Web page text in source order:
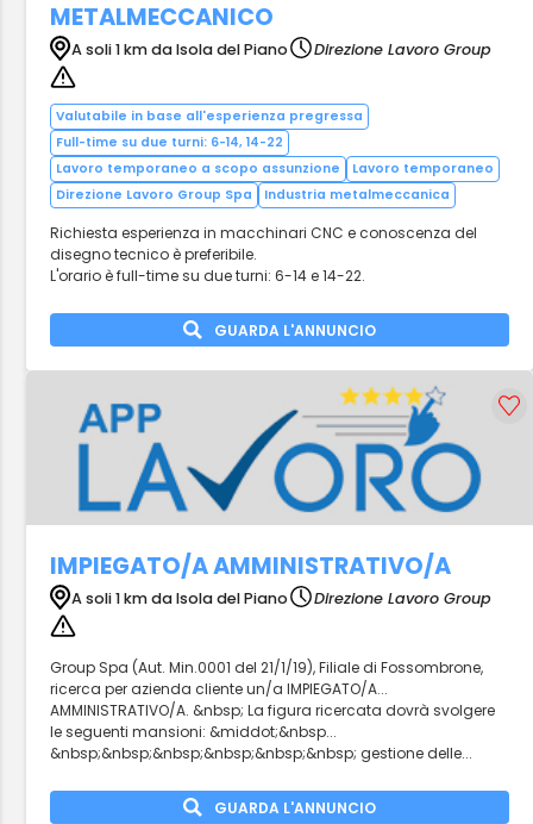
METALMECCANICO
A soli 1 km da Isola del Piano Direzione Lavoro Group
Valutabile in base all'esperienza pregressa
Full-time su due turni: 6-14, 14-22
Lavoro temporaneo a scopo assunzione
Lavoro temporaneo
Direzione Lavoro Group Spa
Industria metalmeccanica
Richiesta esperienza in macchinari CNC e conoscenza del
disegno tecnico è preferibile.
L'orario è full-time su due turni: 6-14 e 14-22.
GUARDA L'ANNUNCIO
IMPIEGATO/A AMMINISTRATIVO/A
A soli 1 km da Isola del Piano Direzione Lavoro Group
Group Spa (Aut. Min.0001 del 21/1/19), Filiale di Fossombrone,
ricerca per azienda cliente un/a IMPIEGATO/A...
AMMINISTRATIVO/A. &nbsp; La figura ricercata dovrà svolgere
le seguenti mansioni: &middot;&nbsp...
&nbsp;&nbsp;&nbsp;&nbsp;&nbsp;&nbsp; gestione delle...
GUARDA L'ANNUNCIO